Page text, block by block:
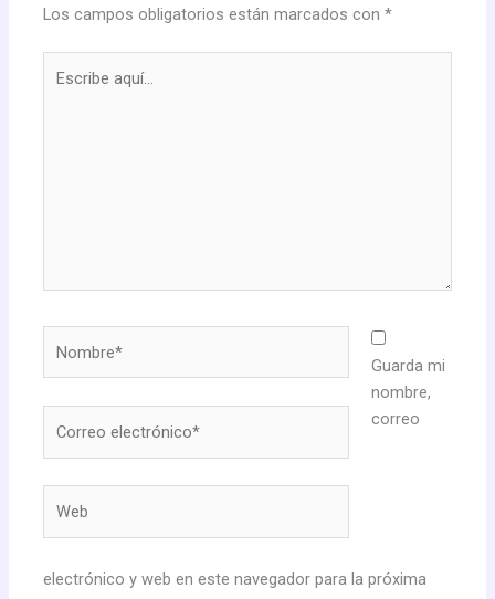
Los campos obligatorios están marcados con*
aquí...
electrónico*
Guarda mi
nombre,
correo
electrónico y web en este navegador para la próxima